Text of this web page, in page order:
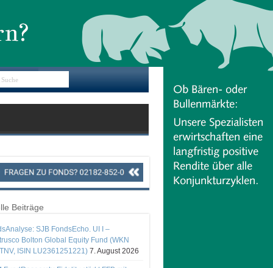
Beiträge
SJB FondsEcho. UI I –
Bolton Global Equity Fund (WKN
ISIN LU2361251221) 7. August 2026